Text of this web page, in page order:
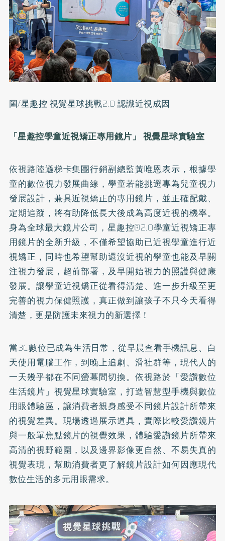
圖/星趣控 視覺星球挑戰2.0 認識近視成因
「星趣控學童近視矯正專用鏡片」 視覺星球實驗室
依視路陸遜梯卡集團行銷副總監黃唯恩表示，根據學
童的數位視力發展曲線，學童若能挑選專為兒童視力
發展設計，兼具近視矯正的專用鏡片，並正確配戴、
定期追蹤，將有助降低長大後成為高度近視的機率。
身為全球最大鏡片公司，星趣控®2.0學童近視矯正專
用鏡片的全新升級，不僅希望協助已近視學童進行近
視矯正，同時也希望幫助還沒近視的學童也能及早關
注視力發展，超前部署，及早開始視力的照護與健康
發展。讓學童近視矯正從看得清楚、進一步升級至更
完善的視力保健照護，真正做到讓孩子不只今天看得
清楚，更是防護未來視力的新選擇！
當3C數位已成為生活日常，從早晨查看手機訊息、白
天使用電腦工作，到晚上追劇、滑社群等，現代人的
一天幾乎都在不同螢幕間切換。依視路於「愛讚數位
生活鏡片」視覺星球實驗室，打造智慧型手機與數位
用眼體驗區，讓消費者親身感受不同鏡片設計所帶來
的視覺差異。現場透過展示道具，實際比較愛讚鏡片
與一般單焦點鏡片的視覺效果，體驗愛讚鏡片所帶來
高清的視野範圍，以及邊界影像更自然、不易失真的
視覺表現，幫助消費者更了解鏡片設計如何因應現代
數位生活的多元用眼需求。